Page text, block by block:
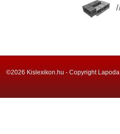
©2026 Kislexikon.hu - Copyright